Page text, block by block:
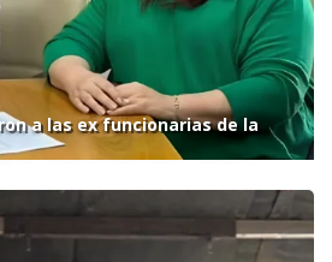
a las ex funcionarias de la